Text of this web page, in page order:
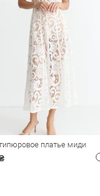
платье миди